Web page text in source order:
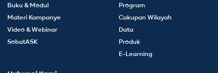
Buku & Modul
Materi Kampanye
Video & Webinar
SobatASK
Program
Cakupan Wilayah
Data
Produk
E-Learning